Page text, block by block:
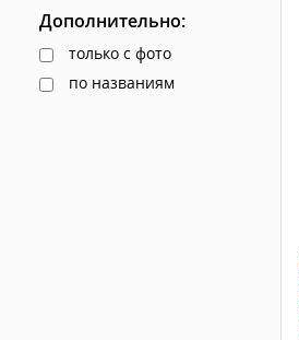
Дополнительно:
только с фото
по названиям